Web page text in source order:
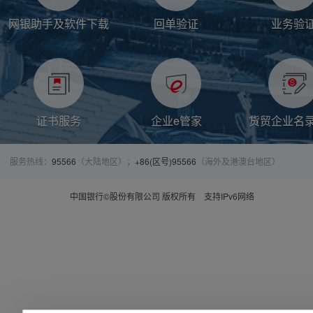
网银助手及软件下载 回单验证 业务验
证书服务 企业e管家 货贸企业名
服务热线： 95566 （大陆地区）； +86(区号)95566 （海外及港澳台地区）
中国银行©股份有限公司 版权所有 支持IPv6网络